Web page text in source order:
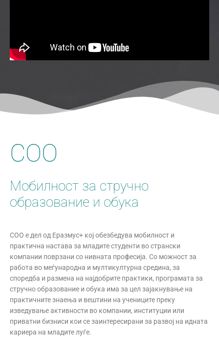
СОО
Мобилност за стручно
образование и обука
СОО е дел од Еразмус+ кој обезбедува мобилност и
практична настава за младите студенти во странски
компании поврзани со нивната професија. Со можност за
работа во меѓународна и мултикултурна средина, за
споредба и размена на најдобрите практики, програмата за
стручно образование и обука има за цел зајакнување на
практичните знаења и вештини на учениците преку
изведување активности во компании, институции или
приватни бизниси кои се заинтересирани за развој на идната
кариера на младите луѓе.